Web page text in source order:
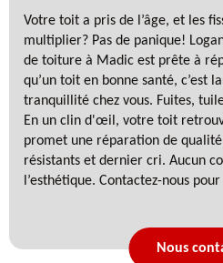
Votre toit a pris de l’âge, et les
multiplier? Pas de panique!
de toiture à Madic est prête à
qu’un toit en bonne santé, c’est
tranquillité chez vous. Fuites,
En un clin d'œil, votre toit
promet une réparation de
résistants et dernier cri. Aucun
l’esthétique. Contactez-nous
Nous